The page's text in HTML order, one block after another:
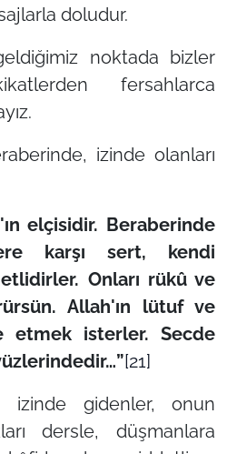
doludur.
noktada bizler
fersahlarca
izinde olanları
elçisidir. Beraberinde
karşı sert, kendi
Onları rükû ve
Allah'ın lütuf ve
etmek isterler. Secde
[21]
gidenler, onun
dersle, düşmanlara